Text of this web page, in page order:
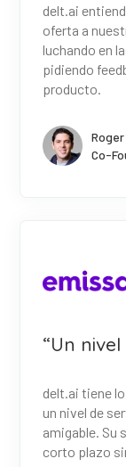
delt.ai
oferta a
luchando en
pidiendo
producto.
Co-
“Un
delt.ai tiene
un nivel de
amigable. Su
corto plazo